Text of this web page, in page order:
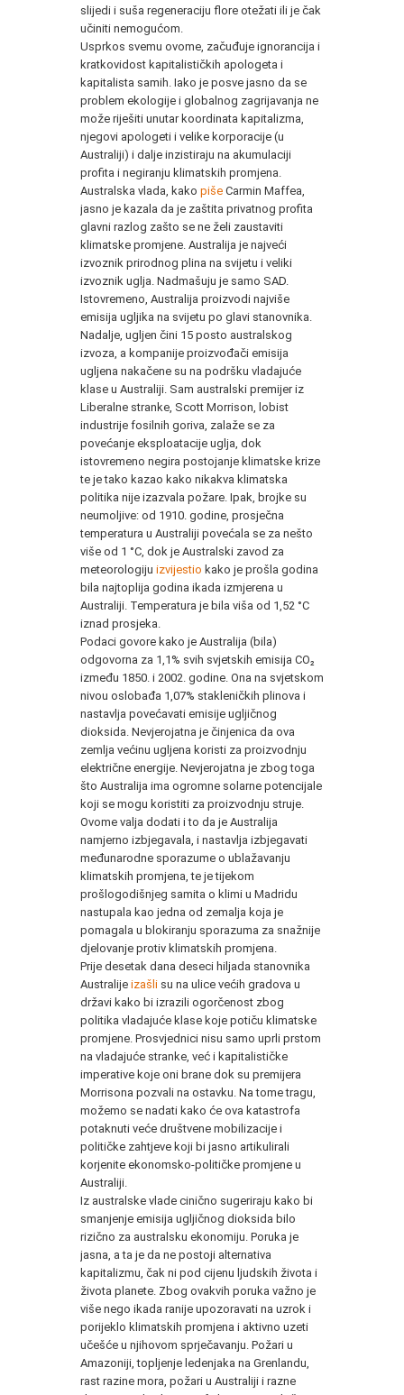
slijedi i suša regeneraciju flore otežati ili je čak
učiniti nemogućom.
Usprkos svemu ovome, začuđuje ignorancija i
kratkovidost kapitalističkih apologeta i
kapitalista samih. Iako je posve jasno da se
problem ekologije i globalnog zagrijavanja ne
može riješiti unutar koordinata kapitalizma,
njegovi apologeti i velike korporacije (u
Australiji) i dalje inzistiraju na akumulaciji
profita i negiranju klimatskih promjena.
Australska vlada, kako piše Carmin Maffea,
jasno je kazala da je zaštita privatnog profita
glavni razlog zašto se ne želi zaustaviti
klimatske promjene. Australija je najveći
izvoznik prirodnog plina na svijetu i veliki
izvoznik uglja. Nadmašuju je samo SAD.
Istovremeno, Australija proizvodi najviše
emisija ugljika na svijetu po glavi stanovnika.
Nadalje, ugljen čini 15 posto australskog
izvoza, a kompanije proizvođači emisija
ugljena nakačene su na podršku vladajuće
klase u Australiji. Sam australski premijer iz
Liberalne stranke, Scott Morrison, lobist
industrije fosilnih goriva, zalaže se za
povećanje eksploatacije uglja, dok
istovremeno negira postojanje klimatske krize
te je tako kazao kako nikakva klimatska
politika nije izazvala požare. Ipak, brojke su
neumoljive: od 1910. godine, prosječna
temperatura u Australiji povećala se za nešto
više od 1 °C, dok je Australski zavod za
meteorologiju izvijestio kako je prošla godina
bila najtoplija godina ikada izmjerena u
Australiji. Temperatura je bila viša od 1,52 °C
iznad prosjeka.
Podaci govore kako je Australija (bila)
odgovorna za 1,1% svih svjetskih emisija CO₂
između 1850. i 2002. godine. Ona na svjetskom
nivou oslobađa 1,07% stakleničkih plinova i
nastavlja povećavati emisije ugljičnog
dioksida. Nevjerojatna je činjenica da ova
zemlja većinu ugljena koristi za proizvodnju
električne energije. Nevjerojatna je zbog toga
što Australija ima ogromne solarne potencijale
koji se mogu koristiti za proizvodnju struje.
Ovome valja dodati i to da je Australija
namjerno izbjegavala, i nastavlja izbjegavati
međunarodne sporazume o ublažavanju
klimatskih promjena, te je tijekom
prošlogodišnjeg samita o klimi u Madridu
nastupala kao jedna od zemalja koja je
pomagala u blokiranju sporazuma za snažnije
djelovanje protiv klimatskih promjena.
Prije desetak dana deseci hiljada stanovnika
Australije izašli su na ulice većih gradova u
državi kako bi izrazili ogorčenost zbog
politika vladajuće klase koje potiču klimatske
promjene. Prosvjednici nisu samo uprli prstom
na vladajuće stranke, već i kapitalističke
imperative koje oni brane dok su premijera
Morrisona pozvali na ostavku. Na tome tragu,
možemo se nadati kako će ova katastrofa
potaknuti veće društvene mobilizacije i
političke zahtjeve koji bi jasno artikulirali
korjenite ekonomsko-političke promjene u
Australiji.
Iz australske vlade cinično sugeriraju kako bi
smanjenje emisija ugljičnog dioksida bilo
rizično za australsku ekonomiju. Poruka je
jasna, a ta je da ne postoji alternativa
kapitalizmu, čak ni pod cijenu ljudskih života i
života planete. Zbog ovakvih poruka važno je
više nego ikada ranije upozoravati na uzrok i
porijeklo klimatskih promjena i aktivno uzeti
učešće u njihovom sprječavanju. Požari u
Amazoniji, topljenje ledenjaka na Grenlandu,
rast razine mora, požari u Australiji i razne